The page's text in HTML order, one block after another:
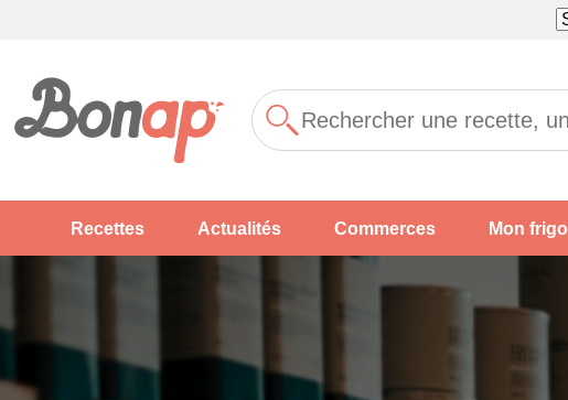
Recettes Actualités Commerces Mon frigo